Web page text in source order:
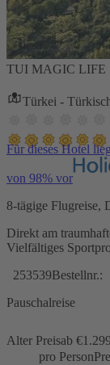
TUI MAGIC LIFE
Türkei -
Für dieses Hotel
von 98% vor
8-tägige Flugreise,
Direkt am
Vielfältiges
253539Bestellnr.:
Pauschalreise
Alter Preisab €
pro Person